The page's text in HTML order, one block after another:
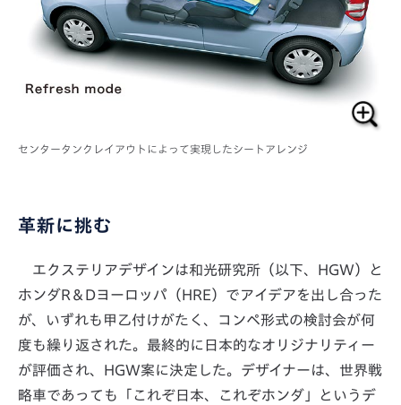
センタータンクレイアウトによって実現したシートアレンジ
革新に挑む
エクステリアデザインは和光研究所（以下、HGW）と
ホンダR＆Dヨーロッパ（HRE）でアイデアを出し合った
が、いずれも甲乙付けがたく、コンペ形式の検討会が何
度も繰り返された。最終的に日本的なオリジナリティー
が評価され、HGW案に決定した。デザイナーは、世界戦
略車であっても「これぞ日本、これぞホンダ」というデ